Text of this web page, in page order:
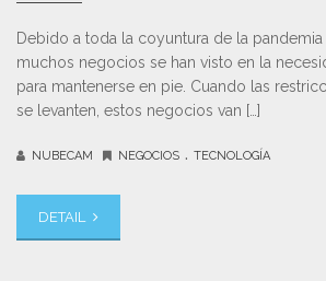
Debido a toda la coyuntura de la pandemia
muchos negocios se han visto en la
para mantenerse en pie. Cuando las
se levanten, estos negocios van […]
NUBECAM NEGOCIOS . TECNOLOGÍA
DETAIL